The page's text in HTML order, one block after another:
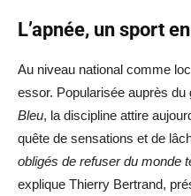
L’apnée, un sport
Au niveau national comme
essor. Popularisée auprès du
Bleu, la discipline attire
quête de sensations et de
obligés de refuser du monde
explique Thierry Bertrand,